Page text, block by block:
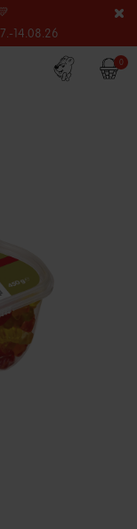
14.08.26
Konto 0